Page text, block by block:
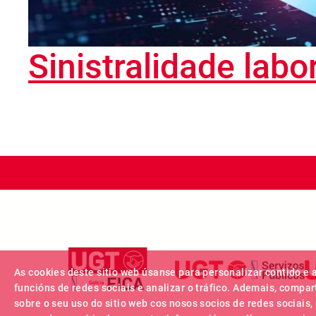
As cookies deste sitio web úsanse para personalizar contido e
funcións de redes sociais e analizar o tráfico. Ademais,
sobre o seu uso do sitio web cos nosos socios de redes
Sinistralidade